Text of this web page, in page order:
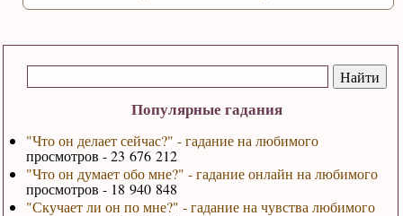
Популярные гадания
"Что он делает сейчас?" - гадание на любимого
просмотров - 23 676 212
"Что он думает обо мне?" - гадание онлайн на любимого
просмотров - 18 940 848
"Скучает ли он по мне?" - гадание на чувства любимого